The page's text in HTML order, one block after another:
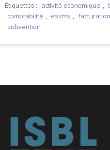
Étiquettes : activité economique ,
comptabilité , essms , facturation
subvention